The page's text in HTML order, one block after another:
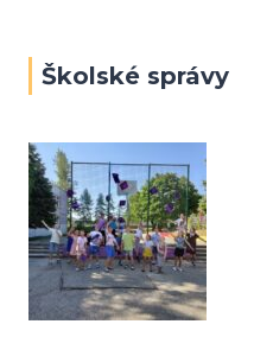
Školské správy